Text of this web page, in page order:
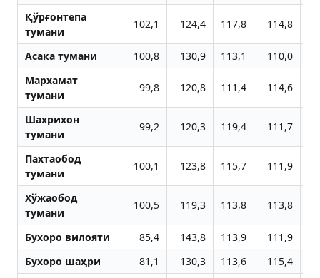
Қўрғонтепа
тумани
102,1 124,4 117,8 114,8
Aсака тумани 100,8 130,9 113,1 110,0
Мархамат
тумани
99,8 120,8 111,4 114,6
Шахрихон
тумани
99,2 120,3 119,4 111,7
Пахтаобод
тумани
100,1 123,8 115,7 111,9
Хўжаобод
тумани
100,5 119,3 113,8 113,8
Бухоро вилояти 85,4 143,8 113,9 111,9
Бухоро шаҳри
81,1 130,3 113,6 115,4